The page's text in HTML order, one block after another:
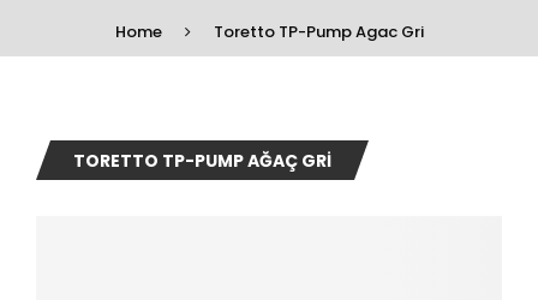
Home Toretto TP-Pump Agac Gri​
TORETTO TP-PUMP AĞAÇ GRI​